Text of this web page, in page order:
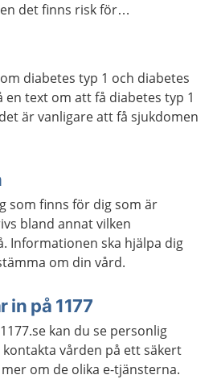
det finns risk för
av livet efter en
diabetes typ 1 och diabetes
en text om att få diabetes typ 1
är vanligare att få sjukdomen
som finns för dig som är
bland annat vilken
Informationen ska hjälpa dig
om din vård.
in på 1177
kan du se personlig
vården på ett säkert
om de olika e-tjänsterna.